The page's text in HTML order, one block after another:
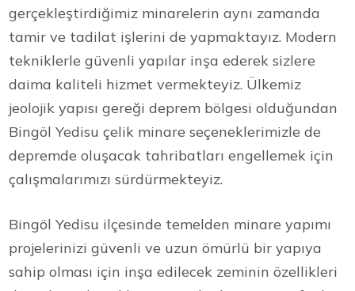
gerçekleştirdiğimiz minarelerin aynı zamanda
tamir ve tadilat işlerini de yapmaktayız. Modern
tekniklerle güvenli yapılar inşa ederek sizlere
daima kaliteli hizmet vermekteyiz. Ülkemiz
jeolojik yapısı gereği deprem bölgesi olduğundan
Bingöl Yedisu çelik minare seçeneklerimizle de
depremde oluşacak tahribatları engellemek için
çalışmalarımızı sürdürmekteyiz.
Bingöl Yedisu ilçesinde temelden minare yapımı
projelerinizi güvenli ve uzun ömürlü bir yapıya
sahip olması için inşa edilecek zeminin özellikleri